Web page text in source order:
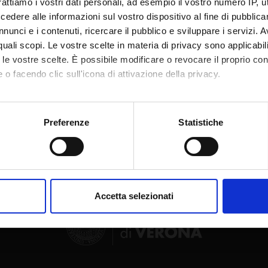
i vostri dati personali, ad esempio il vostro numero IP,
alle informazioni sul vostro dispositivo al fine di
e i contenuti, ricercare il pubblico e sviluppare i servizi.
scopi. Le vostre scelte in materia di privacy sono
vostre scelte. È possibile modificare o revocare il proprio
o facendo clic sull'icona di attivazione della privacy.
anche:
sulla tua posizione geografica, con un'approssimazione di
in qualsiasi momento dalla Dichiarazione sui cookie.
e social media, i quali potrebbero combinarle con altre
Preferenze Statistiche
Accetta selezionati